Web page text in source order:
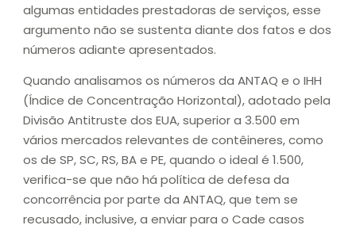
algumas entidades prestadoras de serviços, esse
argumento não se sustenta diante dos fatos e dos
números adiante apresentados.
Quando analisamos os números da ANTAQ e o IHH
(Índice de Concentração Horizontal), adotado pela
Divisão Antitruste dos EUA, superior a 3.500 em
vários mercados relevantes de contêineres, como
os de SP, SC, RS, BA e PE, quando o ideal é 1.500,
verifica-se que não há política de defesa da
concorrência por parte da ANTAQ, que tem se
recusado, inclusive, a enviar para o Cade casos